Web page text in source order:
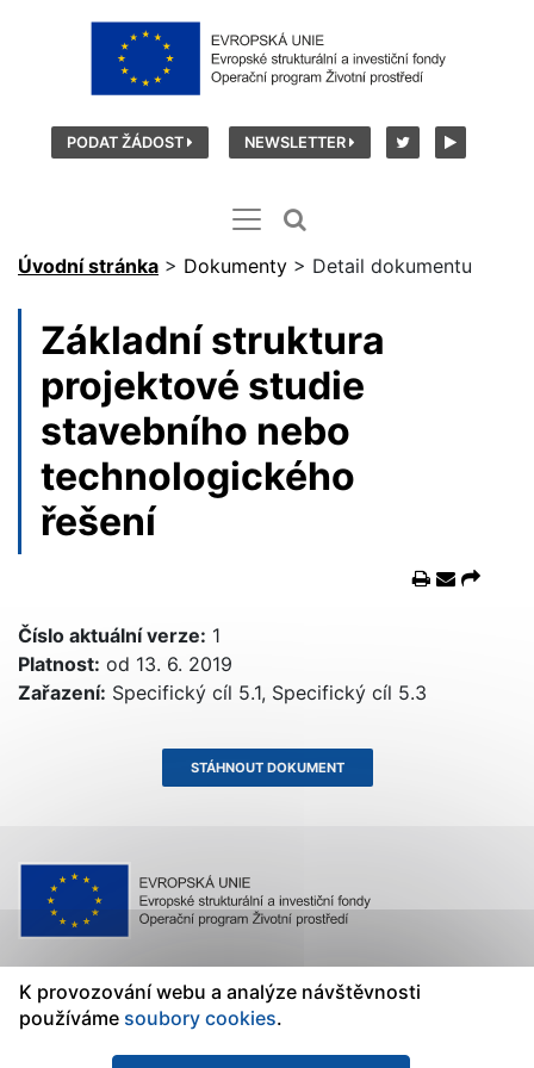
PODAT ŽÁDOST NEWSLETTER
Úvodní stránka > Dokumenty > Detail dokumentu
Základní struktura
projektové studie
stavebního nebo
technologického
řešení
Číslo aktuální verze: 1
Platnost: od 13. 6. 2019
Zařazení: Specifický cíl 5.1, Specifický cíl 5.3
STÁHNOUT DOKUMENT
Ministerstvo životního prostředí
K provozování webu a analýze návštěvnosti
používáme soubory cookies.